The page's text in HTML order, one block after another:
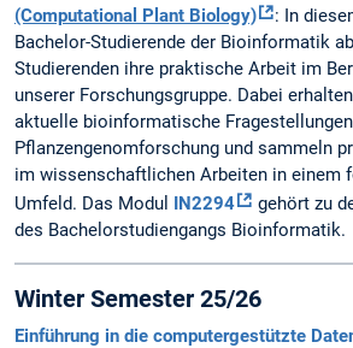
(Computational Plant Biology)
: In
Bachelor-Studierende der Bioinformatik
Studierenden ihre praktische Arbeit im
unserer Forschungsgruppe. Dabei
aktuelle bioinformatische
Pflanzengenomforschung und sammeln
im wissenschaftlichen Arbeiten in einem
Umfeld. Das Modul
IN2294
gehört zu
des Bachelorstudiengangs Bioinformatik.
Winter Semester 25/26
Einführung in die computergestützte